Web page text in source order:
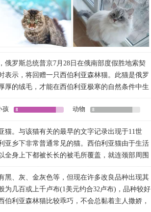
耳背毛发短，耳内侧长。猞猁尖为佳。眼大而几
为：绿色到黄色，而重点色西伯利亚猫的眼睛为
向鼻尖收拢变小而略呈弯钩状。
毛垫。
肌肉发达。身体紧凑，适度长。背长而略隆起。
达。后腿微微 长于前腿。骨骼沉重。肌肉非常发
除了一个趾以外都是可收缩的。
，油腻，防水，能有效抵御酷寒。坚硬的护毛。
毛较短。领圈毛长而丰富。丰厚的底层绒毛。
的承认。1990年ELIZABETHTERRELL引入了
猫屋。TICA承认该品种并在1998年出版
俄罗斯总统普京7月28日在俄南部度假胜地索契
表示，将回赠一只西伯利亚森林猫。此猫是俄罗
厚的绒毛，才能在西伯利亚极寒的自然条件中生
猫关系十分亲密，就连俄政要们也喜欢它。
活跃，磨爪磨爪是猫咪的天性，因此，让它停止
来说，爪子是它最厉害的武器，所以，必须时常
利无比。此外，猫脚爪上的汗腺分泌出一种气
候，这些气味就留了下来，就像狗狗靠尿液划分
划分出自己的势力范围。尽管如此，如果让猫咪
旦确定了磨爪地点，就会再而三地去那儿磨爪，
负责的猫咪主人应当在家具被糟踏之前尽早地开
磨爪习惯。
孩 8 动物 8
猫。与该猫有关的最早的文字记录出现于11世
亚乡下非常普通常见的猫。西伯利亚猫由于生活
全身上下都被长长的被毛所覆盖，就连颈部周围
外层护毛质硬、光滑且呈油性，底层绒毛浓密厚
区的严寒。
黑、灰、金灰色等，但现在许多改良品种出现其
为几百或上千卢布(1美元约合32卢布)，品种较好
伯利亚森林猫比较乖巧，不会总黏着主人撒娇，